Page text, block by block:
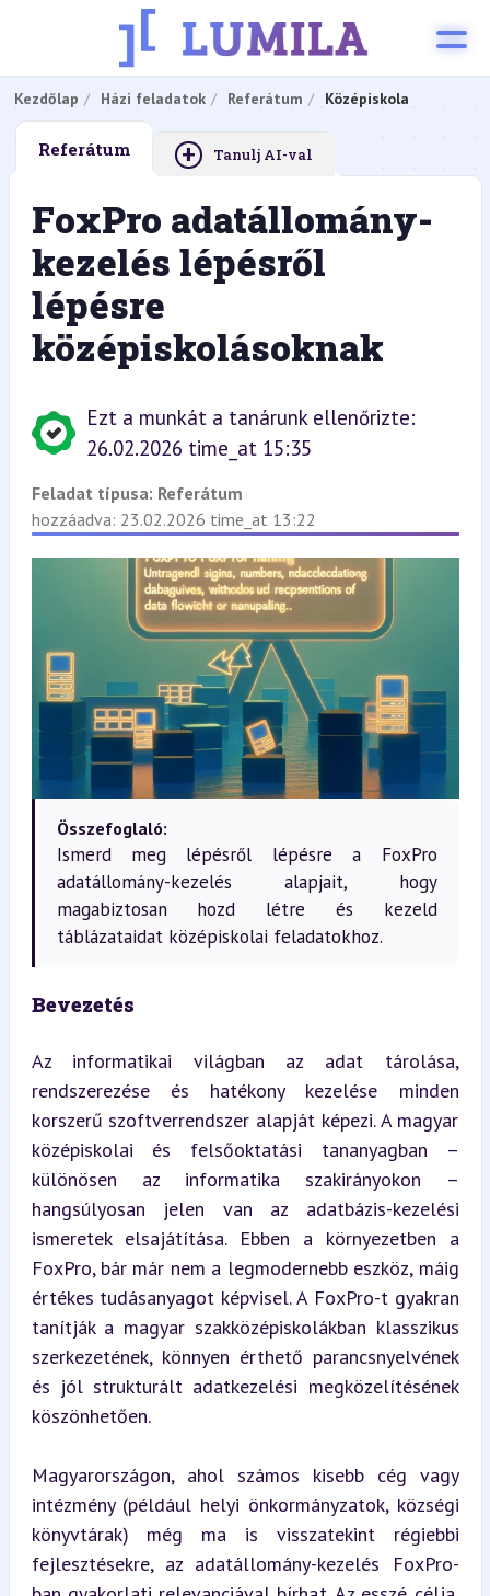
Kezdőlap Házi feladatok Referátum Középiskola
Referátum + Tanulj AI-val
FoxPro adatállomány-
kezelés lépésről
lépésre
középiskolásoknak
Ezt a munkát a tanárunk ellenőrizte:
26.02.2026 time_at 15:35
Feladat típusa: Referátum
hozzáadva: 23.02.2026 time_at 13:22
Összefoglaló:
Ismerd meg lépésről lépésre a FoxPro
adatállomány-kezelés alapjait, hogy
magabiztosan hozd létre és kezeld
táblázataidat középiskolai feladatokhoz.
Bevezetés
Az informatikai világban az adat tárolása,
rendszerezése és hatékony kezelése minden
korszerű szoftverrendszer alapját képezi. A magyar
középiskolai és felsőoktatási tananyagban –
különösen az informatika szakirányokon –
hangsúlyosan jelen van az adatbázis-kezelési
ismeretek elsajátítása. Ebben a környezetben a
FoxPro, bár már nem a legmodernebb eszköz, máig
értékes tudásanyagot képvisel. A FoxPro-t gyakran
tanítják a magyar szakközépiskolákban klasszikus
szerkezetének, könnyen érthető parancsnyelvének
és jól strukturált adatkezelési megközelítésének
köszönhetően.
Magyarországon, ahol számos kisebb cég vagy
intézmény (például helyi önkormányzatok, községi
könyvtárak) még ma is visszatekint régiebbi
fejlesztésekre, az adatállomány-kezelés FoxPro-